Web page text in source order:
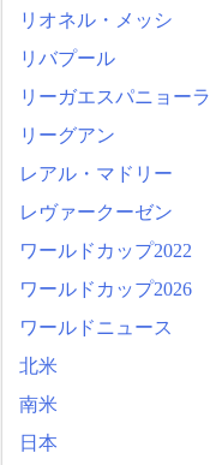
リオネル・メッシ
リバプール
リーガエスパニョーラ
リーグアン
レアル・マドリー
レヴァークーゼン
ワールドカップ2022
ワールドカップ2026
ワールドニュース
北米
南米
日本